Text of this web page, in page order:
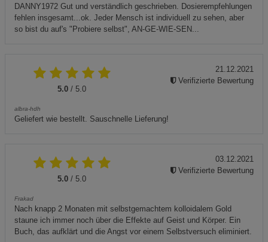
DANNY1972 Gut und verständlich geschrieben. Dosierempfehlungen
fehlen insgesamt...ok. Jeder Mensch ist individuell zu sehen, aber
so bist du auf's "Probiere selbst", AN-GE-WIE-SEN...
5.0 / 5.0
albra-hdh
Geliefert wie bestellt. Sauschnelle Lieferung!
21.12.2021
Verifizierte Bewertung
5.0 / 5.0
Frakad
Nach knapp 2 Monaten mit selbstgemachtem kolloidalem Gold
staune ich immer noch über die Effekte auf Geist und Körper. Ein
Buch, das aufklärt und die Angst vor einem Selbstversuch eliminiert.
03.12.2021
Verifizierte Bewertung